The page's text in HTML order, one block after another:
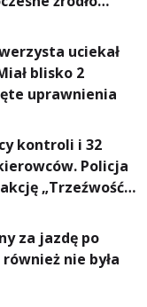
lepszy
czystsze
uciekał
blisko 2
uprawnienia
kontroli i 32
Policja
„Trzeźwość”
za jazdę po
nie była